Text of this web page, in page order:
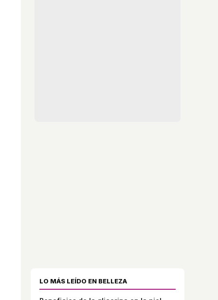
LO MÁS LEÍDO EN BELLEZA